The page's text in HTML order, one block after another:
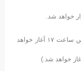
۲- مسابقات صبح رأس ساعت ۱۰ و عصر رأس ساعت ۱۷ آغاز خواهد